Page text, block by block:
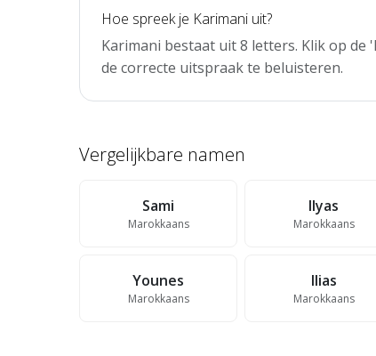
Hoe spreek je Karimani uit?
Karimani bestaat uit 8 letters. Klik op
de correcte uitspraak te beluisteren.
Vergelijkbare namen
Sami
Marokkaans
Ilyas
Marokkaans
Younes
Marokkaans
Ilias
Marokkaans